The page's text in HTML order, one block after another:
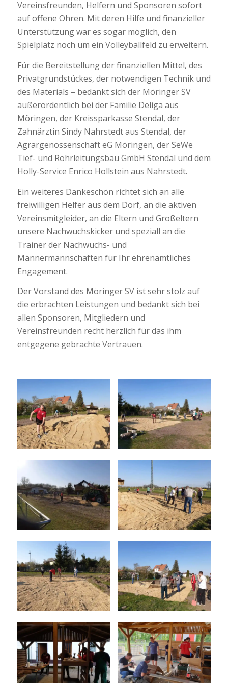
Vereinsfreunden, Helfern und Sponsoren sofort
auf offene Ohren. Mit deren Hilfe und finanzieller
Unterstützung war es sogar möglich, den
Spielplatz noch um ein Volleyballfeld zu erweitern.
Für die Bereitstellung der finanziellen Mittel, des
Privatgrundstückes, der notwendigen Technik und
des Materials – bedankt sich der Möringer SV
außerordentlich bei der Familie Deliga aus
Möringen, der Kreissparkasse Stendal, der
Zahnärztin Sindy Nahrstedt aus Stendal, der
Agrargenossenschaft eG Möringen, der SeWe
Tief- und Rohrleitungsbau GmbH Stendal und dem
Holly-Service Enrico Hollstein aus Nahrstedt.
Ein weiteres Dankeschön richtet sich an alle
freiwilligen Helfer aus dem Dorf, an die aktiven
Vereinsmitgleider, an die Eltern und Großeltern
unsere Nachwuchskicker und speziall an die
Trainer der Nachwuchs- und
Männermannschaften für Ihr ehrenamtliches
Engagement.
Der Vorstand des Möringer SV ist sehr stolz auf
die erbrachten Leistungen und bedankt sich bei
allen Sponsoren, Mitgliedern und
Vereinsfreunden recht herzlich für das ihm
entgegene gebrachte Vertrauen.